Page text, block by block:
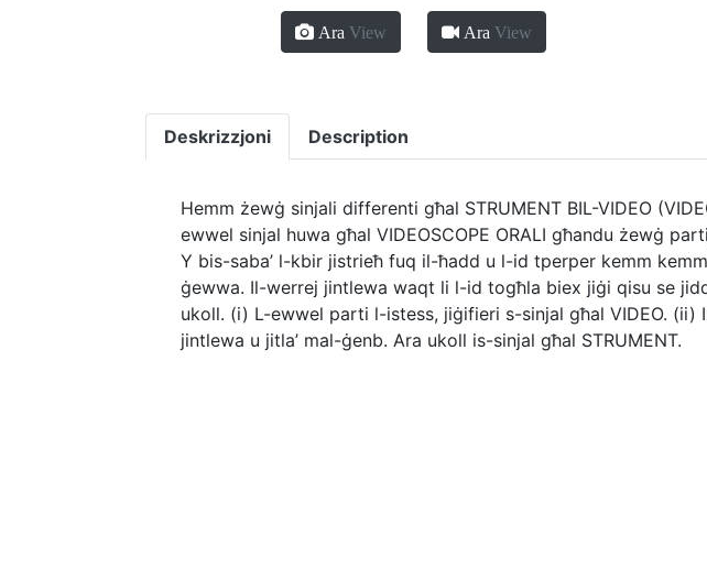
Ara View AraView
Deskrizzjoni Description
Hemm żewġ sinjali differenti għal STRUMENT BIL-VIDEO
ewwel sinjal huwa għal VIDEOSCOPE ORALI għandu żewġ
Y bis-saba’ l-kbir jistrieħ fuq il-ħadd u l-id tperper kemm
ġewwa. Il-werrej jintlewa waqt li l-id togħla biex jiġi qisu se
ukoll. (i) L-ewwel parti l-istess, jiġifieri s-sinjal għal VIDEO. (ii)
jintlewa u jitla’ mal-ġenb. Ara ukoll is-sinjal għal STRUMENT.